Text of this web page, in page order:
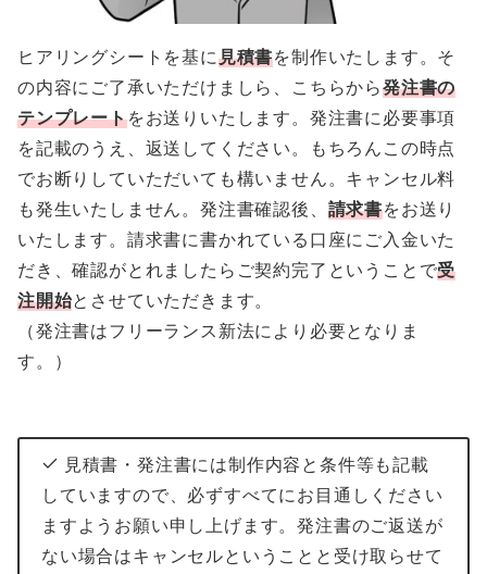
ヒアリングシートを基に見積書を制作いたします。そ
の内容にご了承いただけましら、こちらから発注書の
テンプレートをお送りいたします。発注書に必要事項
を記載のうえ、返送してください。もちろんこの時点
でお断りしていただいても構いません。キャンセル料
も発生いたしません。発注書確認後、 請求書をお送り
いたします。請求書に書かれている口座にご入金いた
だき、確認がとれましたらご契約完了ということで受
注開始とさせていただきます。
（発注書はフリーランス新法により必要となりま
す。）
見積書・発注書には制作内容と条件等も記載
していますので、必ずすべてにお目通しください
ますようお願い申し上げます。発注書のご返送が
ない場合はキャンセルということと受け取らせて